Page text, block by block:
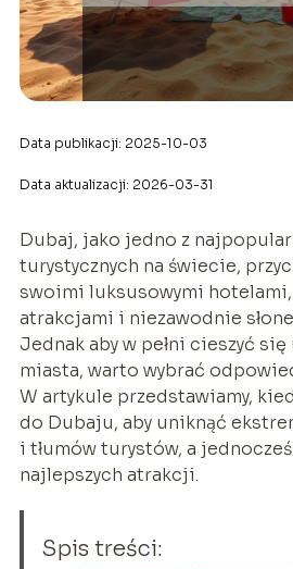
Data publikacji: 2025-10-03
Data aktualizacji: 2026-03-31
Dubaj, jako jedno z
turystycznych na świecie,
swoimi luksusowymi
atrakcjami i niezawodnie
Jednak aby w pełni cieszyć
miasta, warto wybrać
W artykule przedstawiamy,
do Dubaju, aby uniknąć
i tłumów turystów, a
najlepszych atrakcji.
Spis treści: